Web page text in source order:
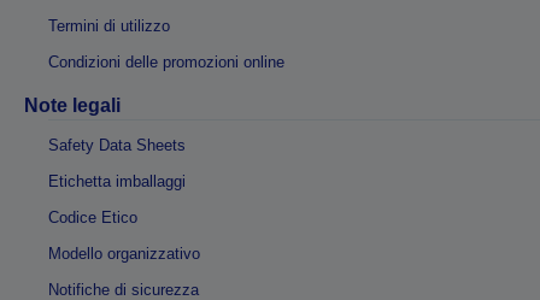
Termini di utilizzo
Condizioni delle promozioni online
Note legali
Safety Data Sheets
Etichetta imballaggi
Codice Etico
Modello organizzativo
Notifiche di sicurezza